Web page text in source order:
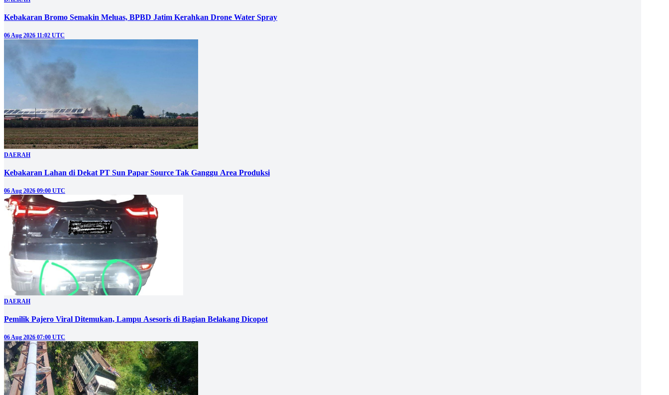
Kebakaran Bromo Semakin Meluas, BPBD Jatim Kerahkan Drone Water Spray
06 Aug 2026 11:02 UTC
DAERAH
Kebakaran Lahan di Dekat PT Sun Papar Source Tak Ganggu Area Produksi
06 Aug 2026 09:00 UTC
DAERAH
Pemilik Pajero Viral Ditemukan, Lampu Asesoris di Bagian Belakang Dicopot
06 Aug 2026 07:00 UTC